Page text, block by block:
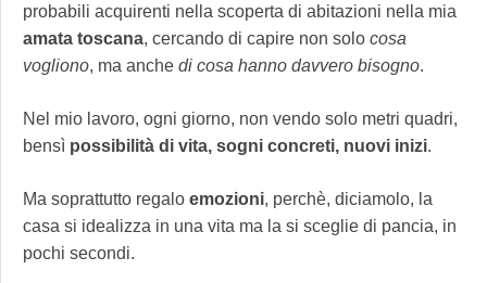
probabili acquirenti nella scoperta di abitazioni nella mia
amata toscana, cercando di capire non solo cosa
vogliono, ma anche di cosa hanno davvero bisogno.
Nel mio lavoro, ogni giorno, non vendo solo metri quadri,
bensì possibilità di vita, sogni concreti, nuovi inizi.
Ma soprattutto regalo emozioni, perchè, diciamolo, la
casa si idealizza in una vita ma la si sceglie di pancia, in
pochi secondi.